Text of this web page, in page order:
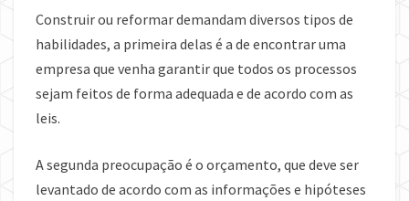
Construir ou reformar demandam diversos tipos de
habilidades, a primeira delas é a de encontrar uma
empresa que venha garantir que todos os processos
sejam feitos de forma adequada e de acordo com as
leis.
A segunda preocupação é o orçamento, que deve ser
levantado de acordo com as informações e hipóteses